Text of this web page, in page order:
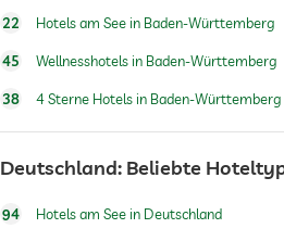
Frühstück
22 Hotels am See in Baden-Württemberg
45 Wellnesshotels in Baden-Württemberg
38 4 Sterne Hotels in Baden-Württemberg
Deutschland: Beliebte
94 Hotels am See in Deutschland